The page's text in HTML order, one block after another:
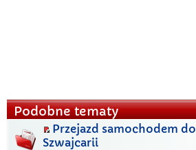
Podobne tematy
Przejazd samochodem do
Szwajcarii